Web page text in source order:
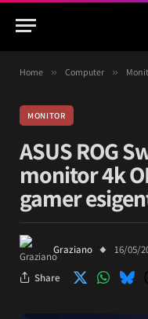
Home » Computer »
MONITOR
ASUS ROG
monitor 4k
gamer
Graziano 16/05/
Share